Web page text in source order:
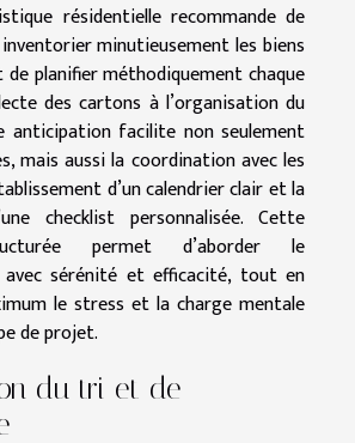
résidentielle recommande de
minutieusement les biens
planifier méthodiquement chaque
des cartons à l’organisation du
anticipation facilite non seulement
mais aussi la coordination avec les
d’un calendrier clair et la
checklist personnalisée. Cette
permet d’aborder le
avec sérénité et efficacité, tout en
le stress et la charge mentale
de projet.
du tri et de